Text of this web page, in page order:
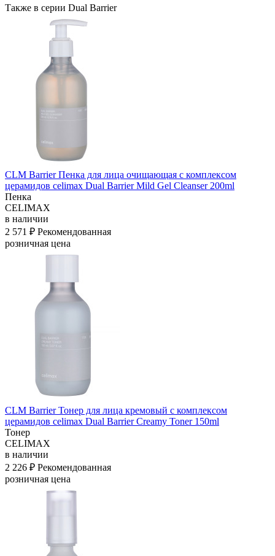
Также в серии Dual Barrier
CLM Barrier Пенка для лица очищающая с комплексом
церамидов celimax Dual Barrier Mild Gel Cleanser 200ml
Пенка
CELIMAX
в наличии
2 571 ₽ Рекомендованная
розничная цена
CLM Barrier Тонер для лица кремовый с комплексом
церамидов celimax Dual Barrier Creamy Toner 150ml
Тонер
CELIMAX
в наличии
2 226 ₽ Рекомендованная
розничная цена